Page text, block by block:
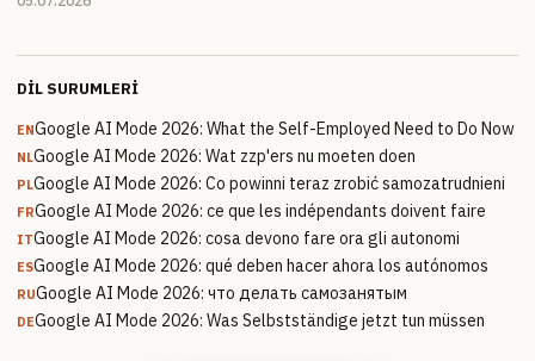
DIL SURUMLERI
ENGoogle AI Mode 2026: What the Self-Employed Need to Do Now
NLGoogle AI Mode 2026: Wat zzp'ers nu moeten doen
PLGoogle AI Mode 2026: Co powinni teraz zrobić samozatrudnieni
FRGoogle AI Mode 2026: ce que les indépendants doivent faire
ITGoogle AI Mode 2026: cosa devono fare ora gli autonomi
ESGoogle AI Mode 2026: qué deben hacer ahora los autónomos
RUGoogle AI Mode 2026: что делать самозанятым
DEGoogle AI Mode 2026: Was Selbstständige jetzt tun müssen